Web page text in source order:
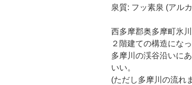
泉質: フッ素泉 (アル
西多摩郡奥多摩町氷川
２階建ての構造にな
多摩川の渓谷沿いに
いい。
(ただし多摩川の流れ